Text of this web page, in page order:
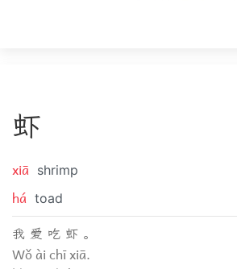
虾
xiā shrimp
há toad
我 爱 吃 虾 。
Wǒ ài chī xiā.